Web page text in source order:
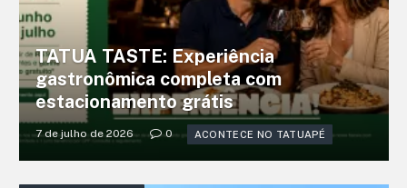
TATUA TASTE: Experiência
gastronômica completa com
estacionamento grátis
7 de julho de 2026 0 ACONTECE NO TATUAPÉ